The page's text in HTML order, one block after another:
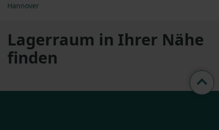
Hannover
Lagerraum in Ihrer Nähe
finden